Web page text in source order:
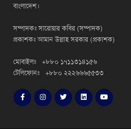
বাংলাদেশ।
সম্পাদকঃ সারোয়ার কবির (সম্পাদক)
প্রকাশকঃ আমান উল্লাহ সরকার (প্রকাশক)
মোবাইলঃ +৮৮০ ১৭১১৩১৪১৫৬
টেলিফোনঃ +৮৮০ ২২২৬৬৬৫৫৩৩